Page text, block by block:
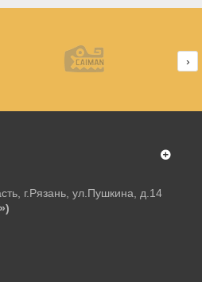
›
г.Рязань, ул.Пушкина, д.14